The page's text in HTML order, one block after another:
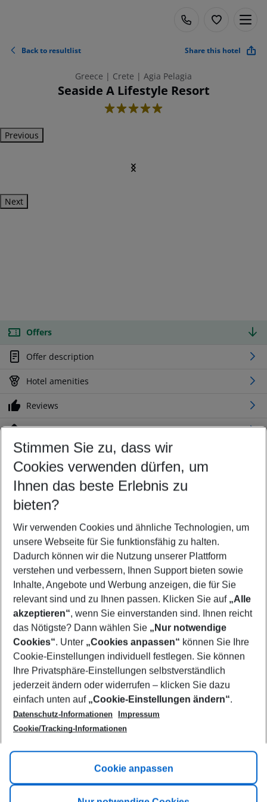
Back to resultlist Share this hotel
Greece | Crete | Agia Pelagia
Seaside A Lifestyle Resort
5
Previous
Next
Offers
Offer description
Hotel amenities
Reviews
Location
Customize your offer
Find the perfect deal which suits your best
Your departure airport
Any airport
Select your date range
10/08/26–08/08/27 5-8 nights
Who will travel
2 adults No children
Show more filter
Footer
Footer navigation
Title A
Link A
Stimmen Sie zu, dass wir
Cookies verwenden dürfen, um
Ihnen das beste Erlebnis zu
bieten?
Wir verwenden Cookies und ähnliche Technologien, um
unsere Webseite für Sie funktionsfähig zu halten.
Dadurch können wir die Nutzung unserer Plattform
verstehen und verbessern, Ihnen Support bieten sowie
Inhalte, Angebote und Werbung anzeigen, die für Sie
relevant sind und zu Ihnen passen. Klicken Sie auf „Alle
akzeptieren“, wenn Sie einverstanden sind. Ihnen reicht
das Nötigste? Dann wählen Sie „Nur notwendige
Cookies“. Unter „Cookies anpassen“ können Sie Ihre
Cookie-Einstellungen individuell festlegen. Sie können
Ihre Privatsphäre-Einstellungen selbstverständlich
jederzeit ändern oder widerrufen – klicken Sie dazu
einfach unten auf „Cookie-Einstellungen ändern“.
Datenschutz-Informationen
Impressum
Cookie/Tracking-Informationen
Cookie anpassen